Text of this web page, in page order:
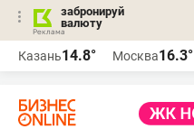
забронируй
валюту
Казань14.8° Москва16.3°